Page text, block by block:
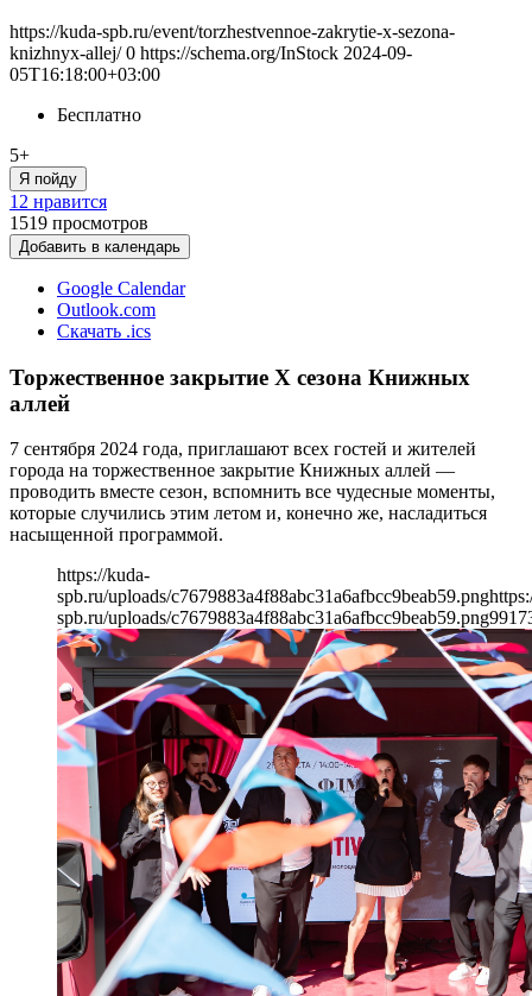
https://kuda-spb.ru/event/torzhestvennoe-zakrytie-x-sezona-
knizhnyx-allej/ 0 https://schema.org/InStock 2024-09-
05T16:18:00+03:00
Бесплатно
5+
Я пойду
12 нравится
1519 просмотров
Добавить в календарь
Google Calendar
Outlook.com
Скачать .ics
Торжественное закрытие Х сезона Книжных
аллей
7 сентября 2024 года, приглашают всех гостей и жителей
города на торжественное закрытие Книжных аллей —
проводить вместе сезон, вспомнить все чудесные моменты,
которые случились этим летом и, конечно же, насладиться
насыщенной программой.
https://kuda-
spb.ru/uploads/c7679883a4f88abc31a6afbcc9beab59.png
spb.ru/uploads/c7679883a4f88abc31a6afbcc9beab59.png991